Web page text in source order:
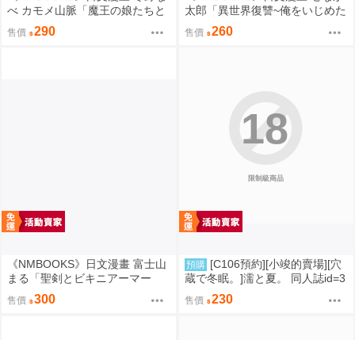
べ カモメ山脈「魔王の娘たちと
まぐわえば強くなれるって本当
ですか？ (8)」
售價 290
太郎「異世界復讐~俺をいじめた
奴らを最強スキルで支配する~
(1)」
售價 260
《NMBOOKS》日文漫畫 富士山
まる「聖剣とビキニアーマー
(1)」
售價 300
限制級商品
18
預購 [C106預約][小竣的賣場][穴
蔵で冬眠。]濡と夏。 同人誌id=3
181919
售價 230